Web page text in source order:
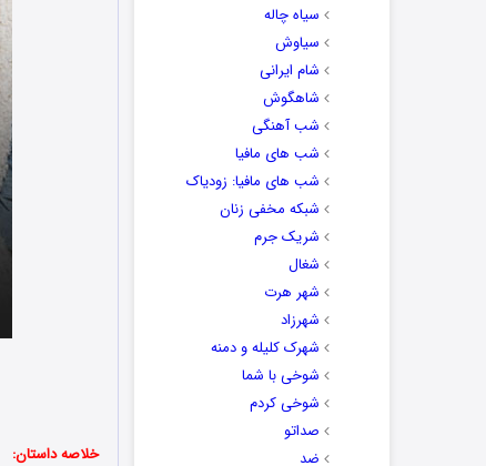
سیاه چاله
سیاوش
شام ایرانی
شاهگوش
شب آهنگی
شب های مافیا
شب های مافیا: زودیاک
شبکه مخفی زنان
شریک جرم
شغال
شهر هرت
شهرزاد
شهرک کلیله و دمنه
شوخی با شما
شوخی کردم
صداتو
ضد
خلاصه داستان: